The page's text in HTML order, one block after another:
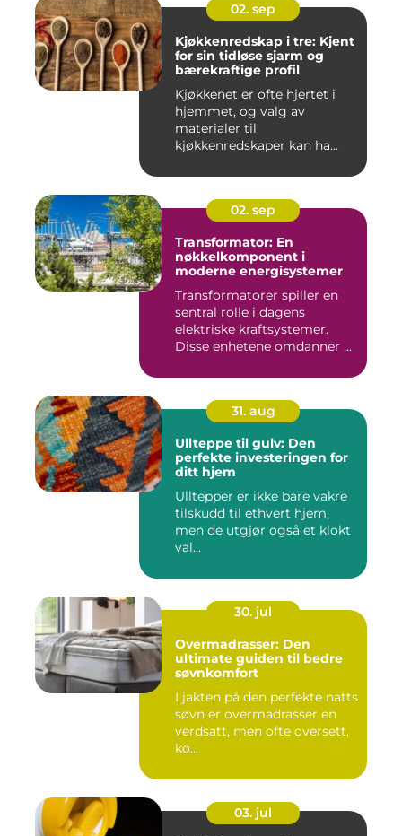
02. sep
Kjøkkenredskap i tre: Kjent
for sin tidløse sjarm og
bærekraftige profil
Kjøkkenet er ofte hjertet i
hjemmet, og valg av
materialer til
kjøkkenredskaper kan ha...
02. sep
Transformator: En
nøkkelkomponent i
moderne energisystemer
Transformatorer spiller en
sentral rolle i dagens
elektriske kraftsystemer.
Disse enhetene omdanner ...
31. aug
Ullteppe til gulv: Den
perfekte investeringen for
ditt hjem
Ulltepper er ikke bare vakre
tilskudd til ethvert hjem,
men de utgjør også et klokt
val...
30. jul
Overmadrasser: Den
ultimate guiden til bedre
søvnkomfort
I jakten på den perfekte natts
søvn er overmadrasser en
verdsatt, men ofte oversett,
ko...
03. jul